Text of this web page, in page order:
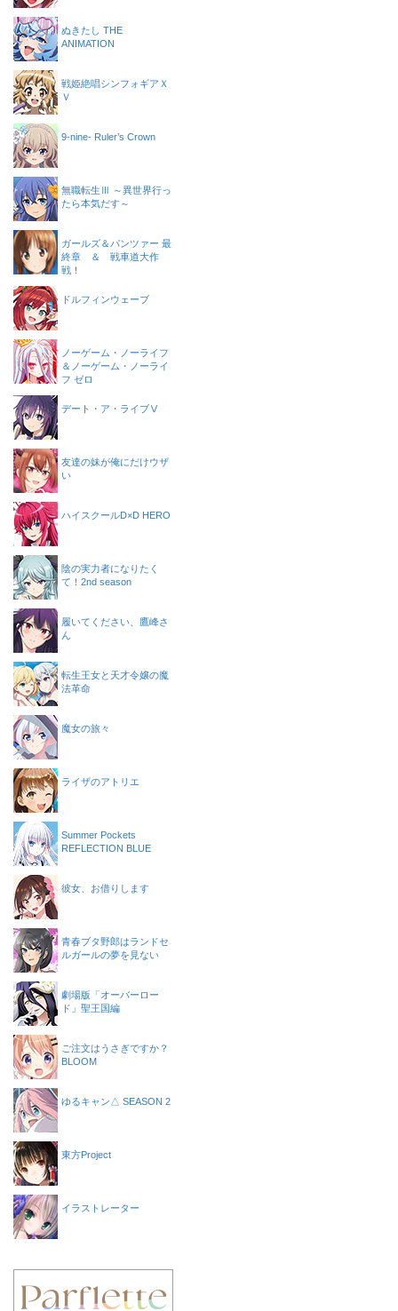
ぬきたし THE
ANIMATION
戦姫絶唱シンフォギアＸ
Ｖ
9-nine- Ruler’s Crown
無職転生Ⅲ ～異世界行っ
たら本気だす～
ガールズ＆パンツァー 最
終章 ＆ 戦車道大作
戦！
ドルフィンウェーブ
ノーゲーム・ノーライフ
＆ノーゲーム・ノーライ
フ ゼロ
デート・ア・ライブⅤ
友達の妹が俺にだけウザ
い
ハイスクールD×D HERO
陰の実力者になりたく
て！2nd season
履いてください、鷹峰さ
ん
転生王女と天才令嬢の魔
法革命
魔女の旅々
ライザのアトリエ
Summer Pockets
REFLECTION BLUE
彼女、お借りします
青春ブタ野郎はランドセ
ルガールの夢を見ない
劇場版「オーバーロー
ド」聖王国編
ご注文はうさぎですか？
BLOOM
ゆるキャン△ SEASON 2
東方Project
イラストレーター